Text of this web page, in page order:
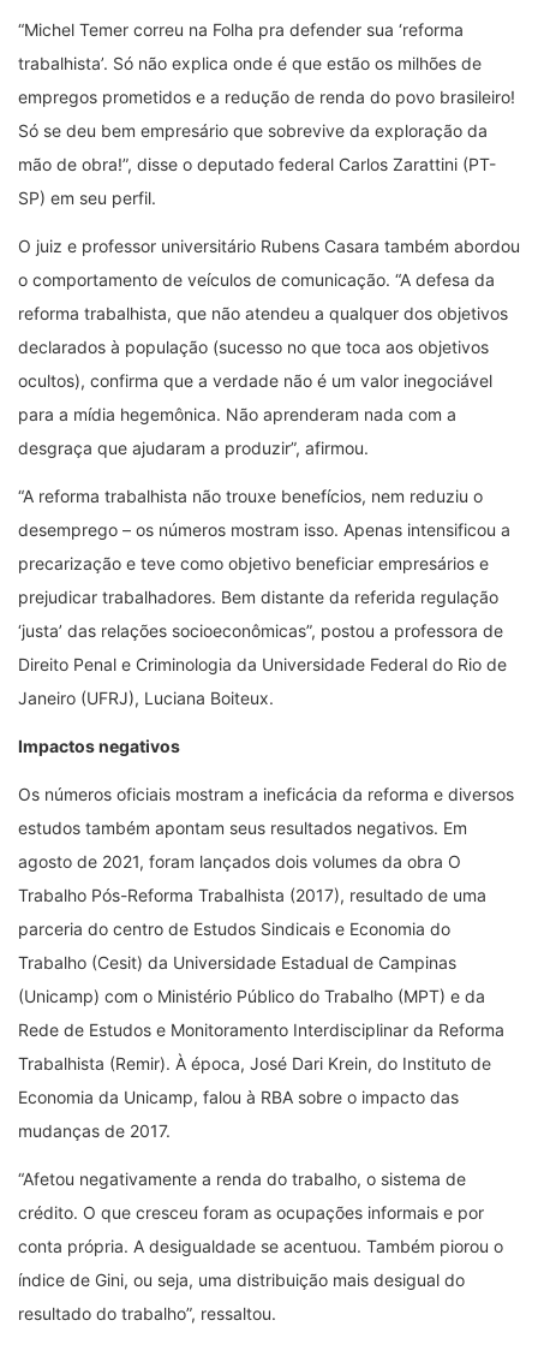
“Michel Temer correu na Folha pra defender sua ‘reforma
trabalhista’. Só não explica onde é que estão os milhões de
empregos prometidos e a redução de renda do povo brasileiro!
Só se deu bem empresário que sobrevive da exploração da
mão de obra!”, disse o deputado federal Carlos Zarattini (PT-
SP) em seu perfil.
O juiz e professor universitário Rubens Casara também abordou
o comportamento de veículos de comunicação. “A defesa da
reforma trabalhista, que não atendeu a qualquer dos objetivos
declarados à população (sucesso no que toca aos objetivos
ocultos), confirma que a verdade não é um valor inegociável
para a mídia hegemônica. Não aprenderam nada com a
desgraça que ajudaram a produzir”, afirmou.
“A reforma trabalhista não trouxe benefícios, nem reduziu o
desemprego – os números mostram isso. Apenas intensificou a
precarização e teve como objetivo beneficiar empresários e
prejudicar trabalhadores. Bem distante da referida regulação
‘justa’ das relações socioeconômicas”, postou a professora de
Direito Penal e Criminologia da Universidade Federal do Rio de
Janeiro (UFRJ), Luciana Boiteux.
Impactos negativos
Os números oficiais mostram a ineficácia da reforma e diversos
estudos também apontam seus resultados negativos. Em
agosto de 2021, foram lançados dois volumes da obra O
Trabalho Pós-Reforma Trabalhista (2017), resultado de uma
parceria do centro de Estudos Sindicais e Economia do
Trabalho (Cesit) da Universidade Estadual de Campinas
(Unicamp) com o Ministério Público do Trabalho (MPT) e da
Rede de Estudos e Monitoramento Interdisciplinar da Reforma
Trabalhista (Remir). À época, José Dari Krein, do Instituto de
Economia da Unicamp, falou à RBA sobre o impacto das
mudanças de 2017.
“Afetou negativamente a renda do trabalho, o sistema de
crédito. O que cresceu foram as ocupações informais e por
conta própria. A desigualdade se acentuou. Também piorou o
índice de Gini, ou seja, uma distribuição mais desigual do
resultado do trabalho”, ressaltou.